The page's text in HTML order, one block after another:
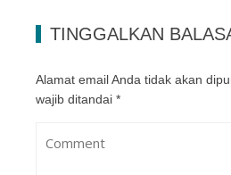
TINGGALKAN
Alamat email Anda tidak akan
wajib ditandai *